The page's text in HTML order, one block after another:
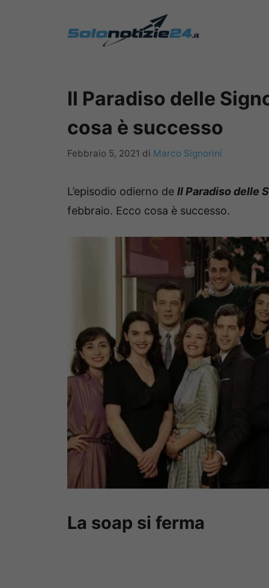
Il Paradiso delle
cosa è successo
Febbraio 5, 2021 di Marco Signorini
L’episodio odierno de Il Paradiso delle
febbraio. Ecco cosa è successo.
La soap si ferma